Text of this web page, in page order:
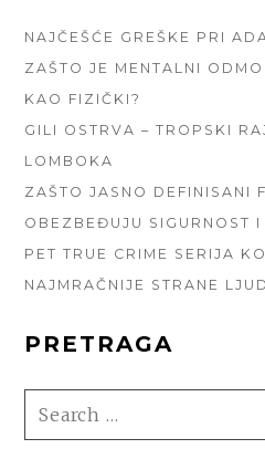
NAJČEŠĆE GREŠKE PRI
ZAŠTO JE MENTALNI
KAO FIZIČKI?
GILI OSTRVA – TROPSKI
LOMBOKA
ZAŠTO JASNO DEFINISANI
OBEZBEĐUJU SIGURNOST
PET TRUE CRIME SERIJA
NAJMRAČNIJE STRANE
PRETRAGA
SEARCH
FOR: